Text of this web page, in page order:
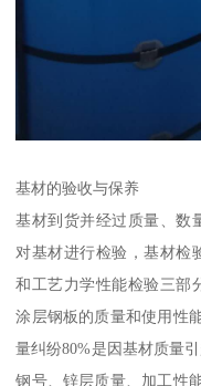
基材的验收与保养
基材到货并经过质量、数
对基材进行检验，基材检
和工艺力学性能检验三部
涂层钢板的质量和使用性
量纠纷80%是因基材质量
钢号、锌层质量、加工性